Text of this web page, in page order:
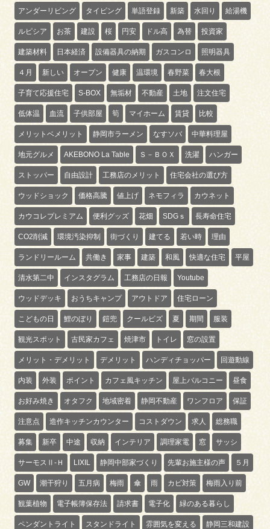
アンダーリビング タイピング 単語登録 新築 水回り 給湯機
ルピシア お茶 建設 桜 円安 ドル高 為替 投資家
建築材料 日本経済 設備器具の納期 ガスコンロ 照明器具
４月 新しい オープン 健康 温環境 春野菜 春大根
子育て応援住宅 S-BOX 無垢材 不動産 土地 注文住宅
低体温 血流 子供部屋 筍 マイホーム 賃貸 比較
メリットベメリット 静岡市ラーメン なすソバ 中華料理屋
地元グルメ AKEBONO La Table Ｓ－ＢＯＸ 洗濯 ハンガー
ストッパー 自由設計 工務店のメリット 住宅会社の選び方
ウッドショック 価格高騰 値上げ ネモフィラ カウネット
カウコレプレミアム 便利グッズ 花畑 SDGｓ 長寿命住宅
CO2削減 環境汚染抑制 街づくり 建てる 若い時 理由
ランドリールーム 共働き 家事 建築 和風 快適な住宅 平屋
清水第二中 インスタグラム 工務店の日報 Youtube
ウッドデッキ おうちキャンプ アウトドア 住宅ローン
こどもの日 鯉のぼり 鎧兜 クールビズ 夏 期間 服装
観光スポット 古民家カフェ 焼津市 トイレ 窓の設置
メリット・デメリット デメリット ハンディチョッパー 回遊動線
内装 外装 ポイント カフェ風キッチン 屋上バルコニー 昼食
お好み焼き オタフク 地域密着 静岡不動産 ワンフロア 保証
注意点 造作キッチンカウンター コストダウン 求人 総務職
募集 新卒 中途 収納 インテリア 調理家電 窓 サッシ
サーモスⅡ-Ｈ LIXIL 静岡中部家づくり 先輩お施主様の声 ５月
GW 潮干狩り 五月病 梅雨 傘 雨 カビ対策 梅雨入り前
観葉植物 電子帳簿保存法 請求書 電子化 緑のある暮らし
ペンダントライト スタンドライト 雰囲気を変える 静岡三和建設